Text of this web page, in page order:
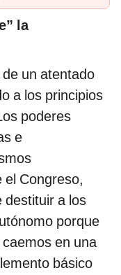
la
un atentado
a los principios
poderes
e
Congreso,
destituir a los
porque
en una
básico